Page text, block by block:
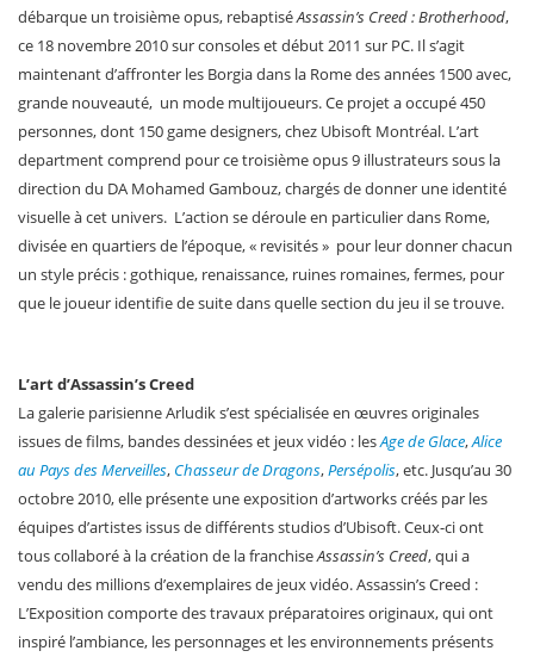
débarque un troisième opus, rebaptiséAssassin’s Creed : Brotherhood,
ce 18 novembre 2010 sur consoles et début 2011 sur PC. Il s’agit
maintenant d’affronter les Borgia dans la Rome des années 1500 avec,
grande nouveauté, un mode multijoueurs. Ce projet a occupé 450
personnes, dont 150 game designers, chez Ubisoft Montréal. L’art
department comprend pour ce troisième opus 9 illustrateurs sous la
direction du DA Mohamed Gambouz, chargés de donner une identité
visuelle à cet univers. L’action se déroule en particulier dans Rome,
divisée en quartiers de l’époque, « revisités » pour leur donner chacun
un style précis : gothique, renaissance, ruines romaines, fermes, pour
que le joueur identifie de suite dans quelle section du jeu il se trouve.
L’art d’Assassin’s Creed
La galerie parisienne Arludik s’est spécialisée en œuvres originales
issues de films, bandes dessinées et jeux vidéo : lesAge de Glace,Alice
au Pays des Merveilles, Chasseur de Dragons,Persépolis, etc. Jusqu’au 30
octobre 2010, elle présente une exposition d’artworks créés par les
équipes d’artistes issus de différents studios d’Ubisoft. Ceux-ci ont
tous collaboré à la création de la franchiseAssassin’s Creed, qui a
vendu des millions d’exemplaires de jeux vidéo. Assassin’s Creed :
L’Exposition comporte des travaux préparatoires originaux, qui ont
inspiré l’ambiance, les personnages et les environnements présents